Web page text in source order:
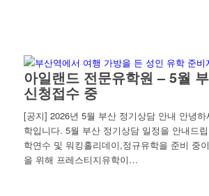
아일랜드 전문유학원 – 5월
신청접수 중
[공지] 2026년 5월 부산 정기상담 안내 안녕
학입니다. 5월 부산 정기상담 일정을 안내드
학연수 및 워킹홀리데이,정규유학을 준비 중
을 위해 프레스티지유학이…